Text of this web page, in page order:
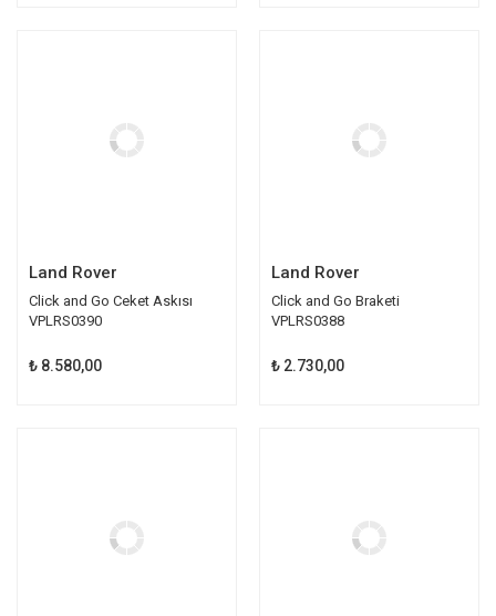
Land Rover
Click and Go Ceket Askısı
VPLRS0390
₺ 8.580,00
Land Rover
Click and Go Braketi
VPLRS0388
₺ 2.730,00